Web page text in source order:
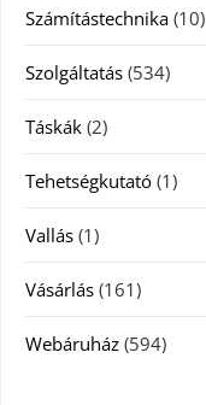
Számítástechnika (10)
Szolgáltatás (534)
Táskák (2)
Tehetségkutató (1)
Vallás (1)
Vásárlás (161)
Webáruház (594)